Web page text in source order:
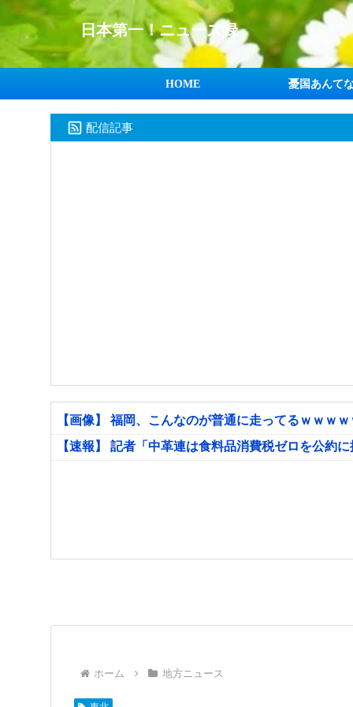
日本第一！ニュース録
HOME 憂国あんて
配信記事
【画像】 福岡、こんなのが普通に走ってるｗｗｗ
【速報】 記者「中革連は食料品消費税ゼロを公約
ホーム 地方ニュース